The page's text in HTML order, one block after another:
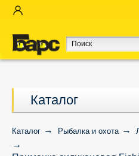
Каталог
Каталог Рыбалка и охота